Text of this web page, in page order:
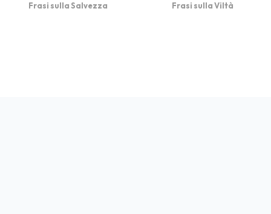
Frasi sulla Salvezza Frasi sulla Viltà